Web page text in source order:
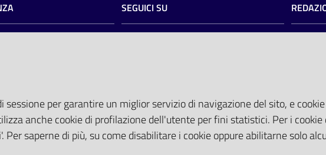
SEGUICI SU
Posta Elettronica Aziendale
Cloud aziendale
(manuale di istruzioni
Portale del Dipendente
Sito intranet
per garantire un miglior servizio di navigazione del sito, e
anche cookie di profilazione dell'utente per fini statistici. Per i
saperne di più, su come disabilitare i cookie oppure abilitarne solo